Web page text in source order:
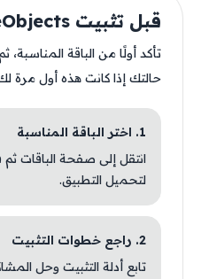
قبل تثبيت RemoveObjects
تأكد أولًا من الباقة
حالتك إذا كانت هذه أول مرة
1. اختر الباقة المناسبة
انتقل إلى صفحة الباقات
لتحميل التطبيق.
2. راجع خطوات التثبيت
تابع أدلة التثبيت وحل